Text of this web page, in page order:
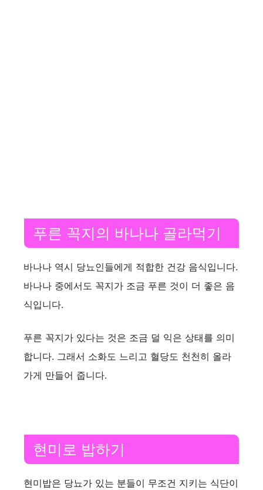
푸른 꼭지의 바나나 골라먹기
바나나 역시 당뇨인들에게 적합한 건강 음식입니다.
바나나 중에서도 꼭지가 조금 푸른 것이 더 좋은 음
식입니다.
푸른 꼭지가 있다는 것은 조금 덜 익은 상태를 의미
합니다. 그래서 소화도 느리고 혈당도 천천히 올라
가게 만들어 줍니다.
현미로 밥하기
현미밥은 당뇨가 있는 분들이 무조건 지키는 식단이